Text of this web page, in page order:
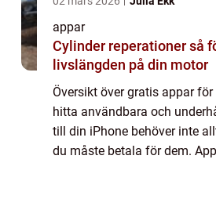
appar
Cylinder reperationer så förlänger du
livslängden på din motor
Översikt över gratis appar
hitta användbara och
till din iPhone behöver inte
du måste betala för dem.